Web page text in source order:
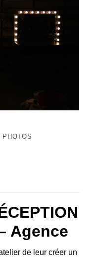
Agence
de leur créer un